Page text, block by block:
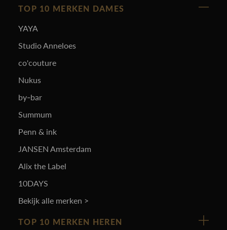
TOP 10 MERKEN DAMES
YAYA
Studio Anneloes
co'couture
Nukus
by-bar
Summum
Penn & ink
JANSEN Amsterdam
Alix the Label
10DAYS
Bekijk alle merken >
TOP 10 MERKEN HEREN